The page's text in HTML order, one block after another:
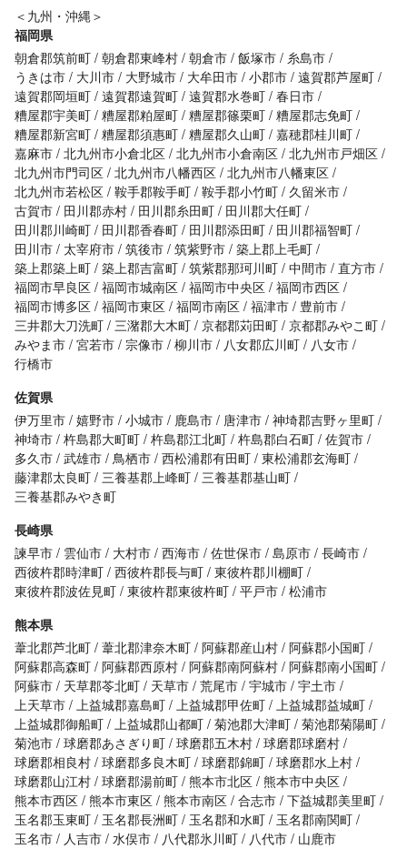
＜九州・沖縄＞
福岡県
朝倉郡筑前町 朝倉郡東峰村 朝倉市 飯塚市
糸島市
うきは市
大川市 大野城市 大牟田市 小郡市 遠賀郡芦屋町
遠賀郡岡垣町 遠賀郡遠賀町 遠賀郡水巻町 春日市
糟屋郡宇美町 糟屋郡粕屋町 糟屋郡篠栗町 糟屋郡志免町
糟屋郡新宮町 糟屋郡須惠町 糟屋郡久山町 嘉穂郡桂川町
嘉麻市 北九州市小倉北区 北九州市小倉南区 北九州市戸畑区
北九州市門司区 北九州市八幡西区 北九州市八幡東区
北九州市若松区 鞍手郡鞍手町 鞍手郡小竹町
久留米市
古賀市
田川郡赤村 田川郡糸田町
田川郡大任町
田川郡川崎町
田川郡香春町 田川郡添田町
田川郡福智町
田川市
太宰府市 筑後市 筑紫野市 築上郡上毛町
築上郡築上町 築上郡吉富町 筑紫郡那珂川町 中間市 直方市
福岡市早良区 福岡市城南区 福岡市中央区 福岡市西区
福岡市博多区 福岡市東区 福岡市南区 福津市
豊前市
三井郡大刀洗町 三潴郡大木町 京都郡苅田町 京都郡みやこ町
みやま市 宮若市 宗像市 柳川市 八女郡広川町
八女市
行橋市
佐賀県
伊万里市 嬉野市 小城市 鹿島市 唐津市 神埼郡吉野ヶ里町
神埼市 杵島郡大町町 杵島郡江北町 杵島郡白石町 佐賀市
多久市 武雄市 鳥栖市 西松浦郡有田町 東松浦郡玄海町
藤津郡太良町 三養基郡上峰町 三養基郡基山町
三養基郡みやき町
長崎県
諫早市
雲仙市 大村市 西海市 佐世保市 島原市 長崎市
西彼杵郡時津町 西彼杵郡長与町 東彼杵郡川棚町
東彼杵郡波佐見町 東彼杵郡東彼杵町 平戸市 松浦市
熊本県
葦北郡芦北町 葦北郡津奈木町 阿蘇郡産山村 阿蘇郡小国町
阿蘇郡高森町 阿蘇郡西原村 阿蘇郡南阿蘇村 阿蘇郡南小国町
阿蘇市
天草郡苓北町 天草市 荒尾市 宇城市 宇土市
上天草市 上益城郡嘉島町 上益城郡甲佐町 上益城郡益城町
上益城郡御船町 上益城郡山都町 菊池郡大津町 菊池郡菊陽町
菊池市 球磨郡あさぎり町 球磨郡五木村 球磨郡球磨村
球磨郡相良村 球磨郡多良木町 球磨郡錦町 球磨郡水上村
球磨郡山江村 球磨郡湯前町 熊本市北区 熊本市中央区
熊本市西区 熊本市東区 熊本市南区 合志市 下益城郡美里町
玉名郡玉東町
玉名郡長洲町 玉名郡和水町
玉名郡南関町
玉名市
人吉市 水俣市 八代郡氷川町 八代市
山鹿市